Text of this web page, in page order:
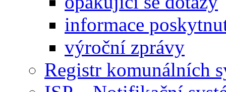
informace
výroční zprávy
Registr komunálních